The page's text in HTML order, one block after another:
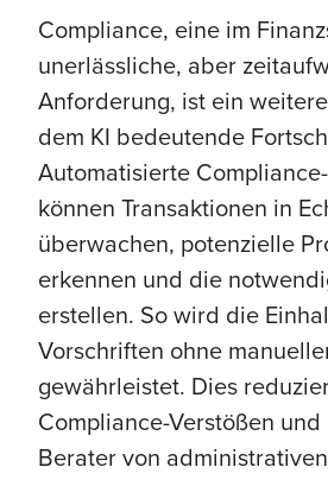
Compliance, eine im
unerlässliche, aber
Anforderung, ist ein
dem KI bedeutende
Automatisierte
können Transaktionen in
überwachen, potenzielle
erkennen und die
erstellen. So wird die
Vorschriften ohne
gewährleistet. Dies
Compliance-Verstößen
Berater von